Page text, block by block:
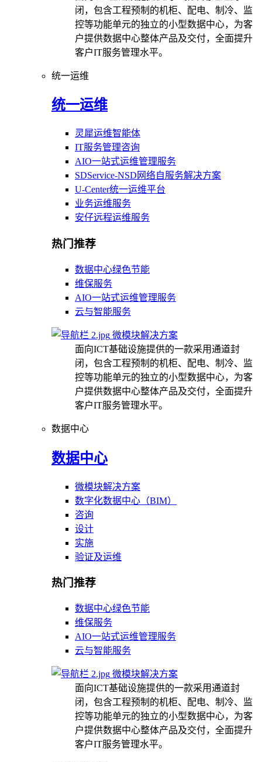
闭，包含工程预制的机柜、配电、制冷、监
控等功能单元的独立的小型数据中心，为客
户提供数据中心整体产品及交付，全面提升
客户IT服务管理水平。
统一运维
统一运维
灵犀运维智能体
IT服务管理咨询
AIO一站式运维管理服务
SDService-NSD网络自服务解决方案
U-Center统一运维平台
业务运维服务
安仔远程运维服务
热门推荐
数据中心绿色节能
维保服务
AIO一站式运维管理服务
云与智能服务
微模块解决方案
面向ICT基础设施提供的一款采用通道封
闭，包含工程预制的机柜、配电、制冷、监
控等功能单元的独立的小型数据中心，为客
户提供数据中心整体产品及交付，全面提升
客户IT服务管理水平。
数据中心
数据中心
微模块解决方案
数字化数据中心（BIM）
咨询
设计
实施
验证及运维
热门推荐
数据中心绿色节能
维保服务
AIO一站式运维管理服务
云与智能服务
微模块解决方案
面向ICT基础设施提供的一款采用通道封
闭，包含工程预制的机柜、配电、制冷、监
控等功能单元的独立的小型数据中心，为客
户提供数据中心整体产品及交付，全面提升
客户IT服务管理水平。